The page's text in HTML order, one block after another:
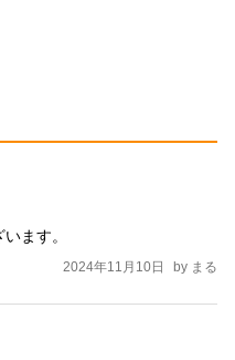
ます。
2024年11月10日 by まる